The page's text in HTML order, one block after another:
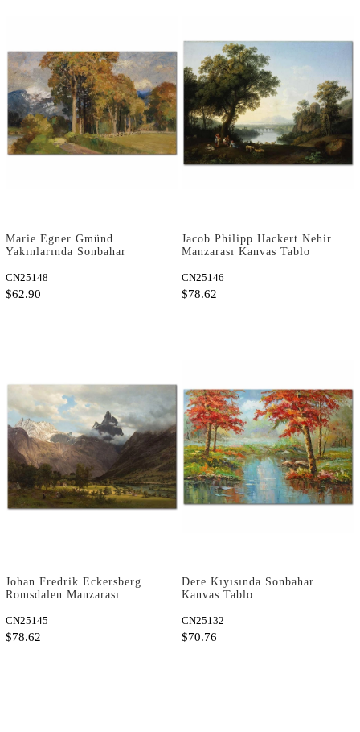
Marie Egner Gmünd
Yakınlarında Sonbahar
CN25148
$62.90
Jacob Philipp Hackert Nehir
Manzarası Kanvas Tablo
CN25146
$78.62
Johan Fredrik Eckersberg
Romsdalen Manzarası
CN25145
$78.62
Dere Kıyısında Sonbahar
Kanvas Tablo
CN25132
$70.76